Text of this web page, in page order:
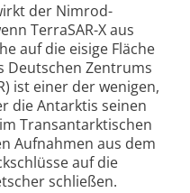
der Nimrod-
TerraSAR-X aus
auf die eisige Fläche
Deutschen Zentrums
ist einer der wenigen,
die Antarktis seinen
Transantarktischen
Aufnahmen aus dem
auf die
schließen.